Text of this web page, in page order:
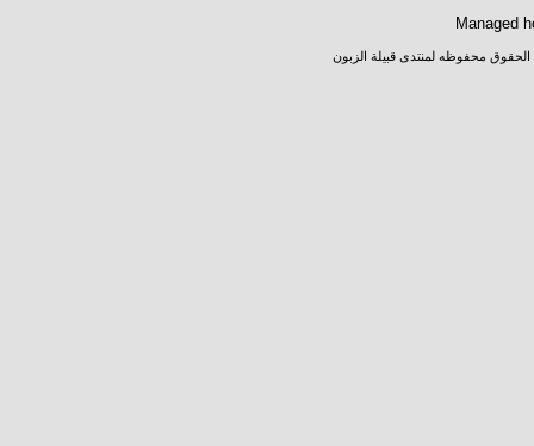
Managed
الحقوق محفوظه لمنتدى قبيلة الزبون